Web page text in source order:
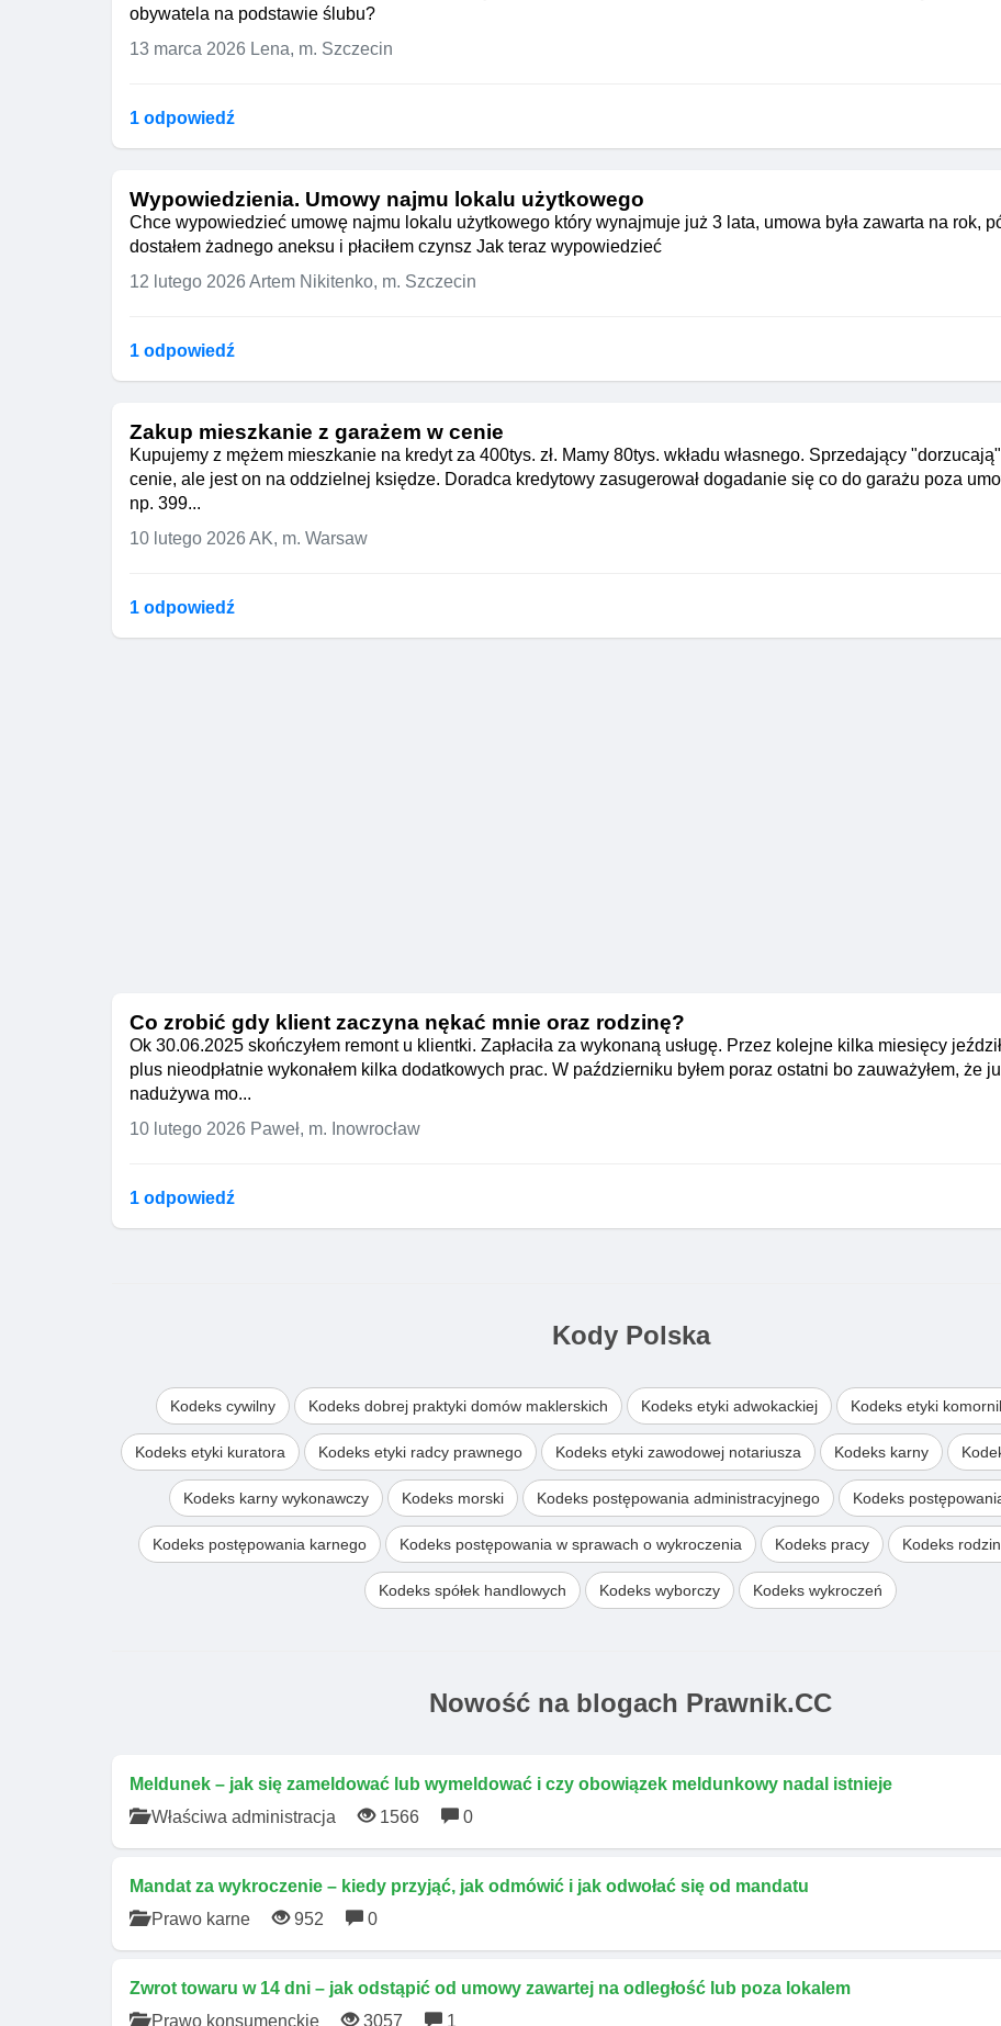
obywatela na podstawie ślubu?
13 marca 2026 Lena, m. Szczecin
1 odpowiedź
Wypowiedzienia. Umowy najmu lokalu użytkowego
Chce wypowiedzieć umowę najmu lokalu użytkowego który wynajmuje już 3 lata, umowa była zawarta na rok,
dostałem żadnego aneksu i płaciłem czynsz Jak teraz wypowiedzieć
12 lutego 2026 Artem Nikitenko, m. Szczecin
1 odpowiedź
Zakup mieszkanie z garażem w cenie
Kupujemy z mężem mieszkanie na kredyt za 400tys. zł. Mamy 80tys. wkładu własnego. Sprzedający
cenie, ale jest on na oddzielnej księdze. Doradca kredytowy zasugerował dogadanie się co do garażu poza
np. 399...
10 lutego 2026 AK, m. Warsaw
1 odpowiedź
Co zrobić gdy klient zaczyna nękać mnie oraz rodzinę?
Ok 30.06.2025 skończyłem remont u klientki. Zapłaciła za wykonaną usługę. Przez kolejne kilka miesięcy
plus nieodpłatnie wykonałem kilka dodatkowych prac. W październiku byłem poraz ostatni bo zauważyłem, że
nadużywa mo...
10 lutego 2026 Paweł, m. Inowrocław
1 odpowiedź
Kody Polska
Kodeks cywilny Kodeks dobrej praktyki domów maklerskich Kodeks etyki adwokackiej Kodeks etyki
Kodeks etyki kuratora Kodeks etyki radcy prawnego Kodeks etyki zawodowej notariusza Kodeks karny
Kodeks karny wykonawczy Kodeks morski Kodeks postępowania administracyjnego Kodeks
Kodeks postępowania karnego Kodeks postępowania w sprawach o wykroczenia Kodeks pracy Kodeks
Kodeks spółek handlowych Kodeks wyborczy Kodeks wykroczeń
Nowość na blogach Prawnik.CC
Meldunek – jak się zameldować lub wymeldować i czy obowiązek meldunkowy nadal istnieje
Właściwa administracja
1566 0
Mandat za wykroczenie – kiedy przyjąć, jak odmówić i jak odwołać się od mandatu
Prawo karne
952 0
Zwrot towaru w 14 dni – jak odstąpić od umowy zawartej na odległość lub poza lokalem
Prawo konsumenckie
3057 1